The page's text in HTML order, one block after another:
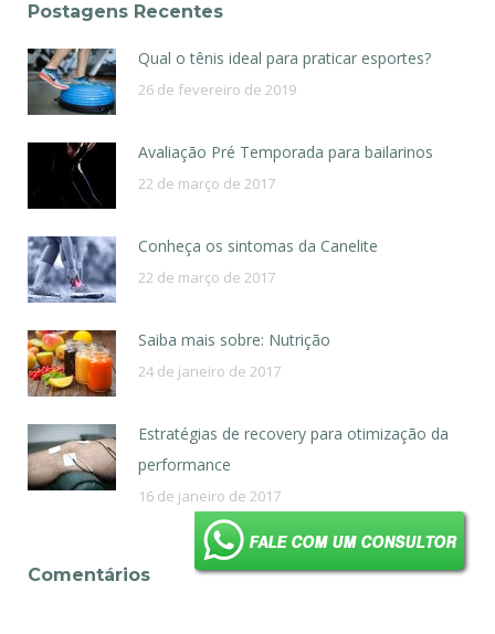
Postagens Recentes
Qual o tênis ideal para praticar esportes?
26 de fevereiro de 2019
Avaliação Pré Temporada para bailarinos
22 de março de 2017
Conheça os sintomas da Canelite
22 de março de 2017
Saiba mais sobre: Nutrição
24 de janeiro de 2017
Estratégias de recovery para otimização da
performance
16 de janeiro de 2017
Comentários